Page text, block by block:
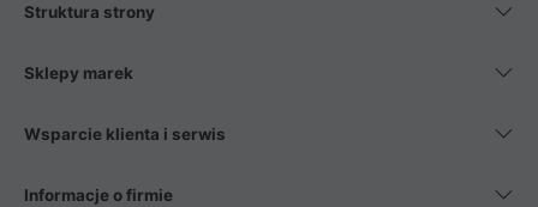
Struktura strony
Sklepy marek
Wsparcie klienta i serwis
Informacje o firmie